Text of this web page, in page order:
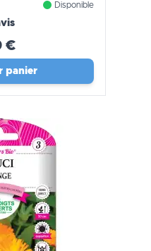
Disponible
€
panier